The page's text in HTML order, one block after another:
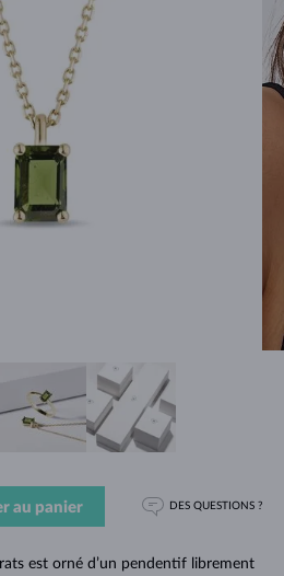
est orné d’un pendentif librement
au panier DES QUESTIONS ?